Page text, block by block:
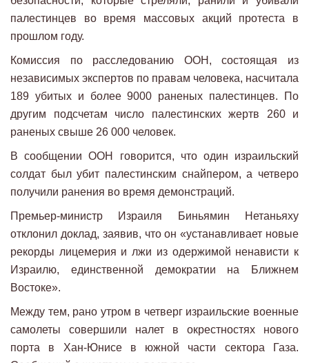
палестинцев во время массовых акций протеста в
прошлом году.
Комиссия по расследованию ООН, состоящая из
независимых экспертов по правам человека, насчитала
189 убитых и более 9000 раненых палестинцев. По
другим подсчетам число палестинских жертв 260 и
раненых свыше 26 000 человек.
В сообщении ООН говорится, что один израильский
солдат был убит палестинским снайпером, а четверо
получили ранения во время демонстраций.
Премьер-министр Израиля Биньямин Нетаньяху
отклонил доклад, заявив, что он «устанавливает новые
рекорды лицемерия и лжи из одержимой ненависти к
Израилю, единственной демократии на Ближнем
Востоке».
Между тем, рано утром в четверг израильские военные
самолеты совершили налет в окрестностях нового
порта в Хан-Юнисе в южной части сектора Газа.